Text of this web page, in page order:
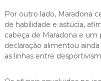
Por outro lado, Maradona
de habilidade e astúcia,
cabeça de Maradona e um
declaração alimentou
as linhas entre